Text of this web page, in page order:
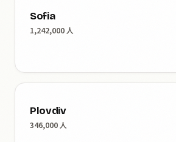
Sofia
1,242,000 人
Plovdiv
346,000 人